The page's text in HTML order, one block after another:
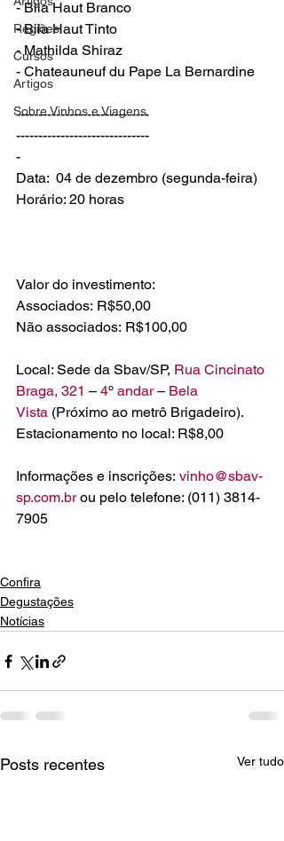
Regiões
Cursos
Artigos
Sobre Vinhos e Viagens
- Bila Haut Branco
- Bila Haut Tinto
- Mathilda Shiraz
- Chateauneuf du Pape La Bernardine
------------------------------
------------------------------
-
Data:  04 de dezembro (segunda-feira)
Valor do investimento:
Associados: R$50,00
Não associados: R$100,00
Local: Sede da Sbav/SP, Rua Cincinato
Braga, 321 – 4º andar – Bela
Vista (Próximo ao metrô Brigadeiro).
Estacionamento no local: R$8,00
Informações e inscrições: vinho@sbav-
sp.com.br ou pelo telefone: (011) 3814-
7905
Confira
Degustações
Notícias
Posts recentes Ver tudo